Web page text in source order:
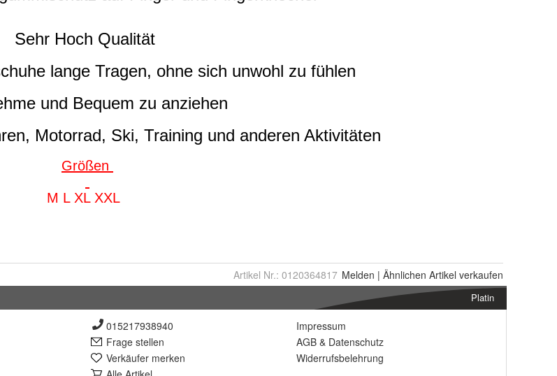
Artikel Nr.: 0120364817 Melden | Ähnlichen Artikel verkaufen
Platin
015217938940
Frage stellen
Verkäufer merken
Impressum
AGB & Datenschutz
Widerrufsbelehrung